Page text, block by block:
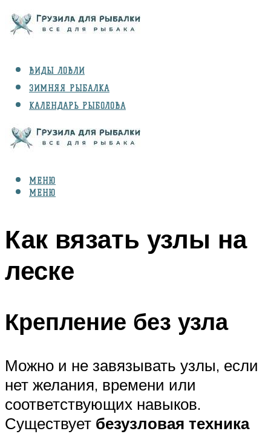
ВИДЫ ЛОВЛИ
ЗИМНЯЯ РЫБАЛКА
КАЛЕНДАРЬ РЫБОЛОВА
СНАРЯЖЕНИЕ
МЕНЮ
МЕНЮ
Как вязать узлы на
леске
Крепление без узла
Можно и не завязывать узлы, если
нет желания, времени или
соответствующих навыков.
Существует безузловая техника